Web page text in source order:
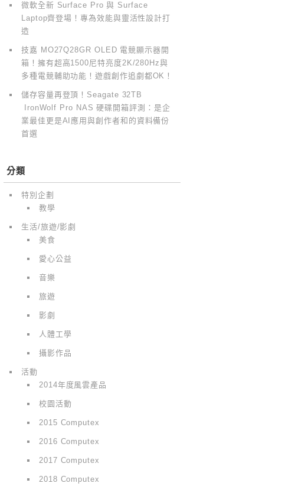
微軟全新 Surface Pro 與 Surface
Laptop齊登場！專為效能與靈活性設計打
造
技嘉 MO27Q28GR OLED 電競顯示器開
箱！擁有超高1500尼特亮度2K/280Hz與
多種電競輔助功能！遊戲創作追劇都OK！
儲存容量再登頂！Seagate 32TB
IronWolf Pro NAS 硬碟開箱評測：是企
業最佳更是AI應用與創作者和的資料備份
首選
分類
特別企劃
教學
生活/旅遊/影劇
美食
愛心公益
音樂
旅遊
影劇
人體工學
攝影作品
活動
2014年度風雲產品
校園活動
2015 Computex
2016 Computex
2017 Computex
2018 Computex